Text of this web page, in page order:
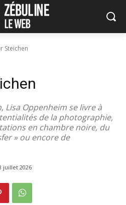
Steichen
Lisa Oppenheim se livre à
de la photographie,
en chambre noire, du
» ou encore de
juillet 2026